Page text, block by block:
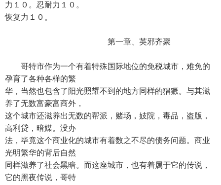
力１０。忍耐力１０。
恢复力１０。
第一章、英邪齐聚
哥特市作为一个有着特殊国际地位的免税城市，难免的
孕育了各种各样的繁
华，当然也包含了阳光照耀不到的地方同样的猖獗。与其滋
养了无数富豪富商外，
这个城市还滋养出无数的帮派，赌场，妓院，毒品，盗版，
高利贷，暗媒。没办
法，毕竟这个商业化的城市有着数之不尽的债务问题。商业
光明繁华的背后自然
同样滋养了社会黑暗。而这座城市，也有着属于它的传说，
它的黑夜传说，哥特